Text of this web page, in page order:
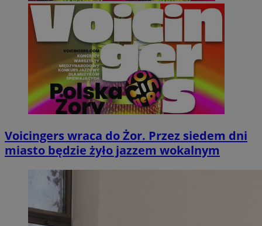
Voicingers wraca do Żor. Przez siedem dni
miasto będzie żyło jazzem wokalnym